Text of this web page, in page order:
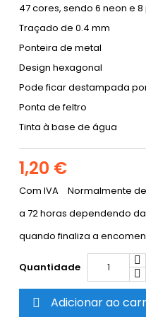
47 cores, sendo 6 neon e
Traçado de 0.4 mm
Ponteira de metal
Design hexagonal
Pode ficar destampada
Ponta de feltro
Tinta à base de água
1,20 €
Com IVA
Normalmente
a 72 horas dependendo
quando finaliza a
Quantidade
 Adicionar ao